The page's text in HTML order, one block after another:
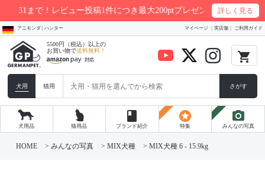
1件につき最大200ptプレゼント 詳しく見る
アニモンダ | ハンター マイページ 実店舗 ご利用ガイド
5500円（税込）以上の
お買い物で送料無料！ local_grocery_store
犬用 猫用 さがす
犬用品 猫用品
book
ブランド紹介
stars
特集
photo_camera
みんなの写真
HOME > みんなの写真 > MIX犬種 > MIX犬種 6 - 15.9kg